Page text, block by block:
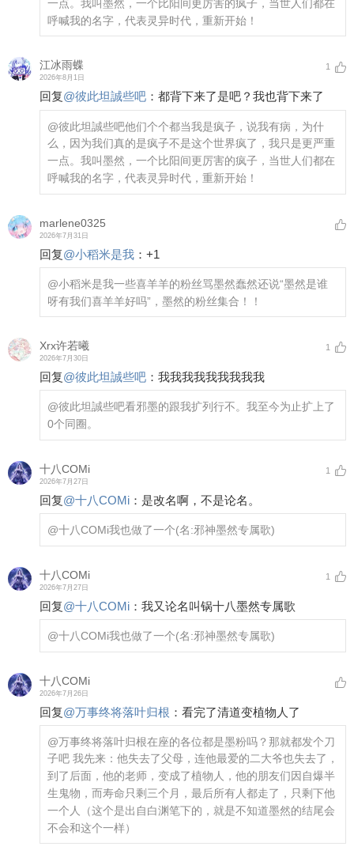
一点。我叫墨然，一个比阳间更厉害的疯子，当世人们都在
呼喊我的名字，代表灵异时代，重新开始！
江冰雨蝶
2026年8月1日
1
回复@彼此坦誠些吧 ： 都背下来了是吧？我也背下来了
@彼此坦誠些吧他们个个都当我是疯子，说我有病，为什
么，因为我们真的是疯子不是这个世界疯了，我只是更严重
一点。我叫墨然，一个比阳间更厉害的疯子，当世人们都在
呼喊我的名字，代表灵异时代，重新开始！
marlene0325
2026年7月31日
回复@小稻米是我 ： +1
@小稻米是我一些喜羊羊的粉丝骂墨然蠢然还说“墨然是谁
呀有我们喜羊羊好吗”，墨然的粉丝集合！！
Xrx许若曦
2026年7月30日
1
回复@彼此坦誠些吧 ： 我我我我我我我我我
@彼此坦誠些吧看邪墨的跟我扩列行不。我至今为止扩上了
0个同圈。
十八COMi
2026年7月27日
1
回复@十八COMi ： 是改名啊，不是论名。
@十八COMi我也做了一个(名:邪神墨然专属歌)
十八COMi
2026年7月27日
1
回复@十八COMi ： 我又论名叫锅十八墨然专属歌
@十八COMi我也做了一个(名:邪神墨然专属歌)
十八COMi
2026年7月26日
回复@万事终将落叶归根 ： 看完了清道变植物人了
@万事终将落叶归根在座的各位都是墨粉吗？那就都发个刀
子吧 我先来：他失去了父母，连他最爱的二大爷也失去了，
到了后面，他的老师，变成了植物人，他的朋友们因自爆半
生鬼物，而寿命只剩三个月，最后所有人都走了，只剩下他
一个人（这个是出自白渊笔下的，就是不知道墨然的结尾会
不会和这个一样）